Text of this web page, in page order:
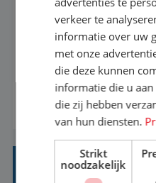
Met jouw ervaring in
achtergrond in
volgende stap. Vanaf
wereld over en speel
wensen van je team,
reiswereld gebeurt.
klanten te overtuigen
boeken! ...
BEKIJK VACATURE
REISADVISEUR
verkeer te
informatie over uw
met onze
die deze kunnen
informatie die u
die zij hebben
van hun diensten.
Strikt
noodzakelijk